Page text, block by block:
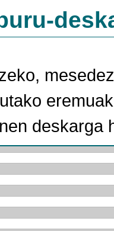
deskarga